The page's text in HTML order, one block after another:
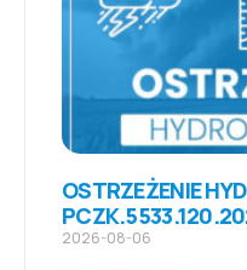
OSTRZEŻENIE
2026-08-06